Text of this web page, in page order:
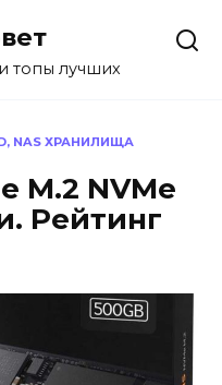
топы лучших
NAS ХРАНИЛИЩА
M.2 NVMe
Рейтинг